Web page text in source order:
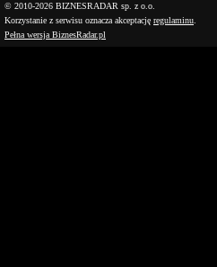
© 2010-2026 BIZNESRADAR sp. z o.o.
Korzystanie z serwisu oznacza akceptację regulaminu
Pełna wersja BiznesRadar.pl